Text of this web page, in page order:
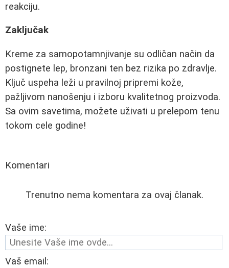
reakciju.
Zaključak
Kreme za samopotamnjivanje su odličan način da
postignete lep, bronzani ten bez rizika po zdravlje.
Ključ uspeha leži u pravilnoj pripremi kože,
pažljivom nanošenju i izboru kvalitetnog proizvoda.
Sa ovim savetima, možete uživati u prelepom tenu
tokom cele godine!
Komentari
Trenutno nema komentara za ovaj članak.
Vaše ime:
Vaš email: